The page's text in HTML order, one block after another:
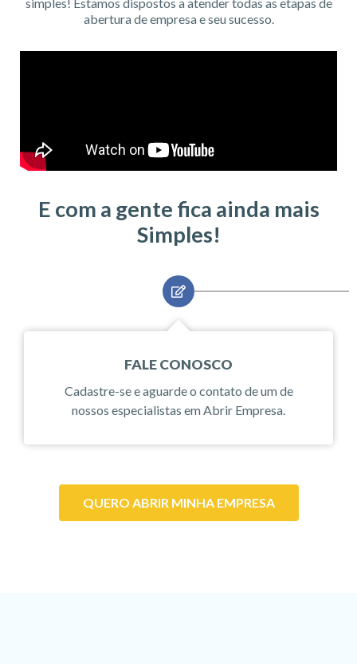
abertura de empresa e seu sucesso.
E com a gente fica ainda mais
Simples!
FALE CONOSCO
Cadastre-se e aguarde o contato de um de
nossos especialistas em Abrir Empresa.
QUERO ABRIR MINHA EMPRESA